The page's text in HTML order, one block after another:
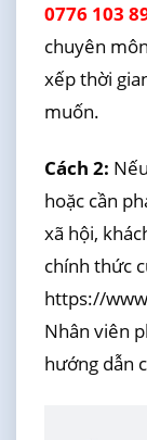
0776 103
chuyên
xếp thời
muốn.
Cách 2:
hoặc cần
xã hội,
chính thức
https://
Nhân viên
hướng dẫn